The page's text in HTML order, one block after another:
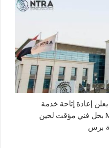
يعلن إعادة إتاحة خدمة
«أرقامي» عبر تطبيق My NTRA بحل فني مؤقت لحين
برس